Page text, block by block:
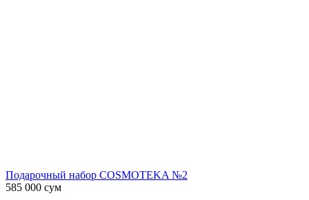
Подарочный набор COSMOTEKA №2
585 000 сум